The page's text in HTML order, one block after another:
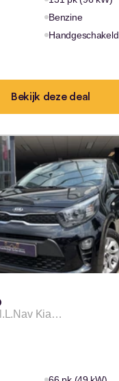
Benzine
Handgeschakeld
Bekijk deze deal
Kia…